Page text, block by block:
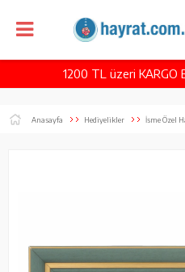
1200 TL üzeri KARGO
Anasayfa Hediyelikler İsme Özel